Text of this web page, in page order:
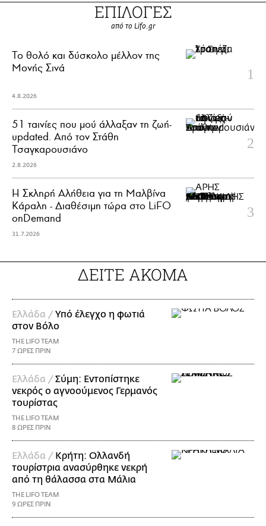
ΕΠΙΛΟΓΕΣ
από το Lifo.gr
Το θολό και δύσκολο μέλλον της
Μονής Σινά
4.8.2026
51 ταινίες που μού άλλαξαν τη ζωή-
updated. Aπό τον Στάθη
Τσαγκαρουσιάνο
2.8.2026
Η Σκληρή Αλήθεια για τη Μαλβίνα
Κάραλη - Διαθέσιμη τώρα στo LiFO
onDemand
31.7.2026
ΔΕΙΤΕ ΑΚΟΜΑ
Ελλάδα /Υπό έλεγχο η φωτιά
στον Βόλο
THE LIFO TEAM
7 ΩΡΕΣ ΠΡΙΝ
Ελλάδα /Σύμη: Εντοπίστηκε
νεκρός ο αγνοούμενος Γερμανός
τουρίστας
THE LIFO TEAM
8 ΩΡΕΣ ΠΡΙΝ
Ελλάδα / Κρήτη: Ολλανδή
τουρίστρια ανασύρθηκε νεκρή
από τη θάλασσα στα Μάλια
THE LIFO TEAM
9 ΩΡΕΣ ΠΡΙΝ